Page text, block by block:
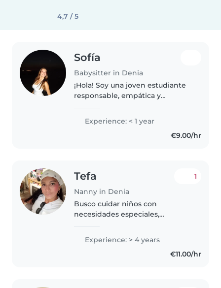
4,7 / 5
Sofía
Babysitter in Denia
¡Hola! Soy una joven estudiante
responsable, empática y
primera experiencia como
canguro. Me encanta leer a los
niños, hacer manualidades, jugar
Experience: < 1 year
€9.00/hr
Tefa
Nanny in Denia
1
Busco cuidar niños con
necesidades especiales,
experiencia en niños de todas
Experience: > 4 years
€11.00/hr